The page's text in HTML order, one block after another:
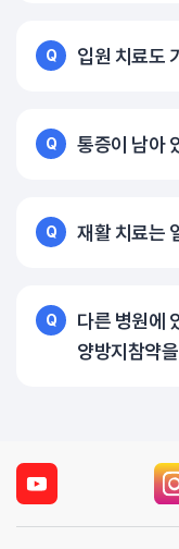
Q 입원 치료도
Q 통증이 남아
Q 재활 치료는
Q
다른 병원에
양방지참약